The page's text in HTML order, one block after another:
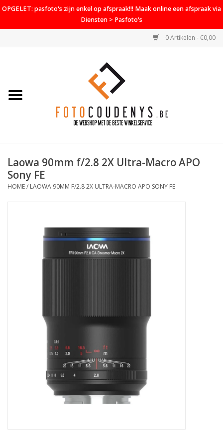
OPGELET: pasfoto's zijn enkel op afspraak!!! Maak online een afspraak via
Diensten > Pasfoto's
0 Artikelen - €0,00
Home
PROMO
Diensten
Laowa 90mm f/2.8 2X Ultra-Macro APO
Sony FE
HOME/ LAOWA 90MM F/2.8 2X ULTRA-MACRO APO SONY FE